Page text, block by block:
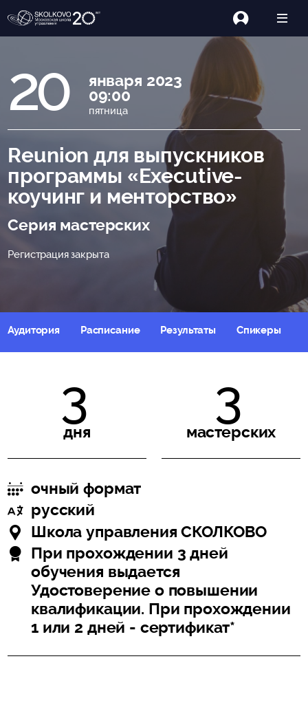
20
января 2023
09:00
пятница
Reunion для выпускников
программы «Executive-
коучинг и менторство»
Серия мастерских
Регистрация закрыта
Аудитория Расписание Результаты Спикеры
3
дня
3
мастерских
очный формат
русский
Школа управления СКОЛКОВО
При прохождении 3 дней
обучения выдается
Удостоверение о повышении
квалификации. При прохождении
1 или 2 дней - сертификат*